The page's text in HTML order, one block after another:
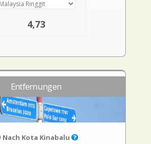
4,73
Entfernungen
Nach Kota Kinabalu